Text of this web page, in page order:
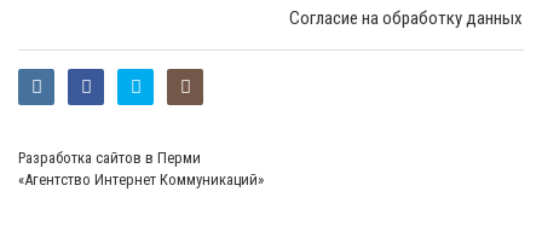
Согласие на обработку данных
Разработка сайтов в Перми
«Агентство Интернет Коммуникаций»